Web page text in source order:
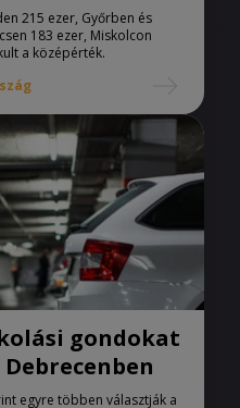
215 ezer, Győrben és
183 ezer, Miskolcon
a középérték.
gondokat
egyre többen választják a